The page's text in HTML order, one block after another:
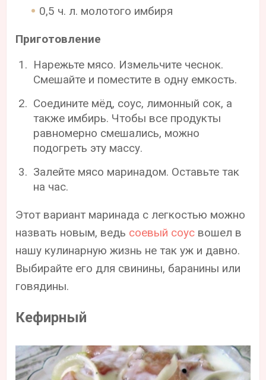
0,5 ч. л. молотого имбиря
Приготовление
Нарежьте мясо. Измельчите чеснок.
Смешайте и поместите в одну емкость.
Соедините мёд, соус, лимонный сок, а
также имбирь. Чтобы все продукты
равномерно смешались, можно
подогреть эту массу.
Залейте мясо маринадом. Оставьте так
на час.
Этот вариант маринада с легкостью можно
назвать новым, ведь соевый соус вошел в
нашу кулинарную жизнь не так уж и давно.
Выбирайте его для свинины, баранины или
говядины.
Кефирный